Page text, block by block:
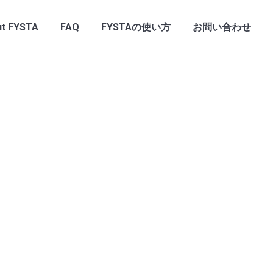
FYSTA FAQ FYSTAの使い方 お問い合わせ